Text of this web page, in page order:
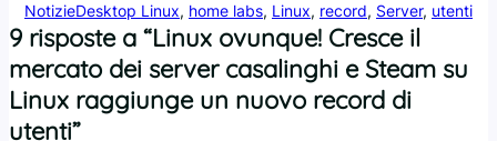
NotizieDesktop Linux, home labs, Linux, record, Server, utenti
9 risposte a “Linux ovunque! Cresce il
mercato dei server casalinghi e Steam su
Linux raggiunge un nuovo record di
utenti”